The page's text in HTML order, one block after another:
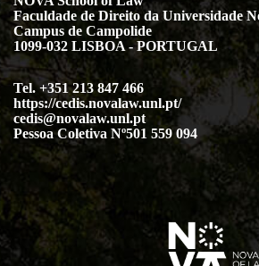
Faculdade de Direito da Universidade
Campus de Campolide
1099-032 LISBOA - PORTUGAL
Tel. +351 213 847 466
https://cedis.novalaw.unl.pt/
cedis@novalaw.unl.pt
Pessoa Coletiva Nº501 559 094